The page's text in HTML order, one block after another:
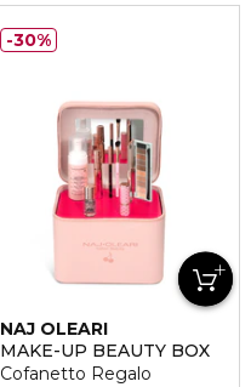
NAJ OLEARI
MAKE-UP BEAUTY BOX
Cofanetto Regalo
30%